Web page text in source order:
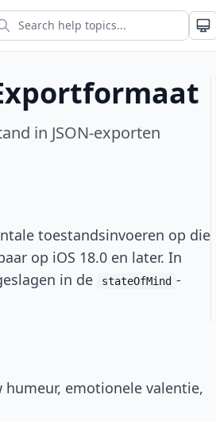
in JSON-exporten
toestandsinvoeren op die
op iOS 18.0 en later. In
in de
stateOfMind -
emotionele valentie,